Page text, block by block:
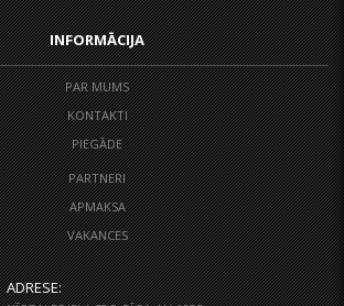
INFORMĀCIJA
PAR MUMS
KONTAKTI
PIEGĀDE
PARTNERI
APMAKSA
VAKANCES
ADRESE: